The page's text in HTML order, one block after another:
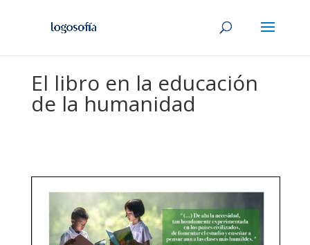
El libro en la educación
de la humanidad